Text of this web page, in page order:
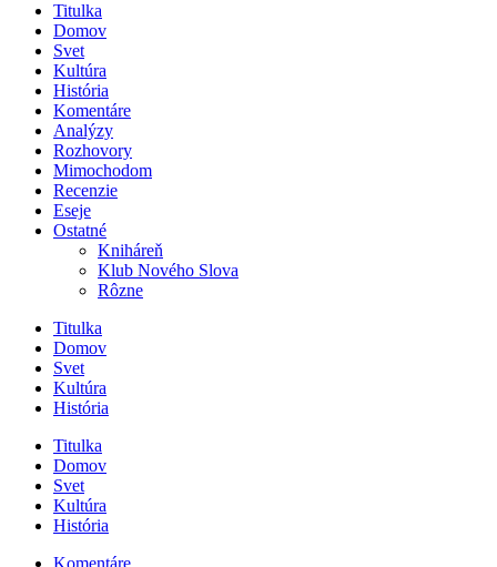
Titulka
Domov
Svet
Kultúra
História
Komentáre
Analýzy
Rozhovory
Mimochodom
Recenzie
Eseje
Ostatné
Kniháreň
Klub Nového Slova
Rôzne
Titulka
Domov
Svet
Kultúra
História
Titulka
Domov
Svet
Kultúra
História
Komentáre